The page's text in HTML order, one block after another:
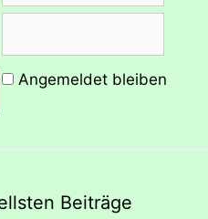
Angemeldet bleiben
Beiträge